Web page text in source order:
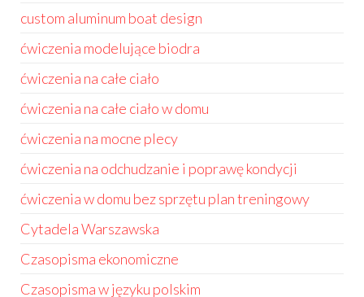
custom aluminum boat design
ćwiczenia modelujące biodra
ćwiczenia na całe ciało
ćwiczenia na całe ciało w domu
ćwiczenia na mocne plecy
ćwiczenia na odchudzanie i poprawę kondycji
ćwiczenia w domu bez sprzętu plan treningowy
Cytadela Warszawska
Czasopisma ekonomiczne
Czasopisma w języku polskim